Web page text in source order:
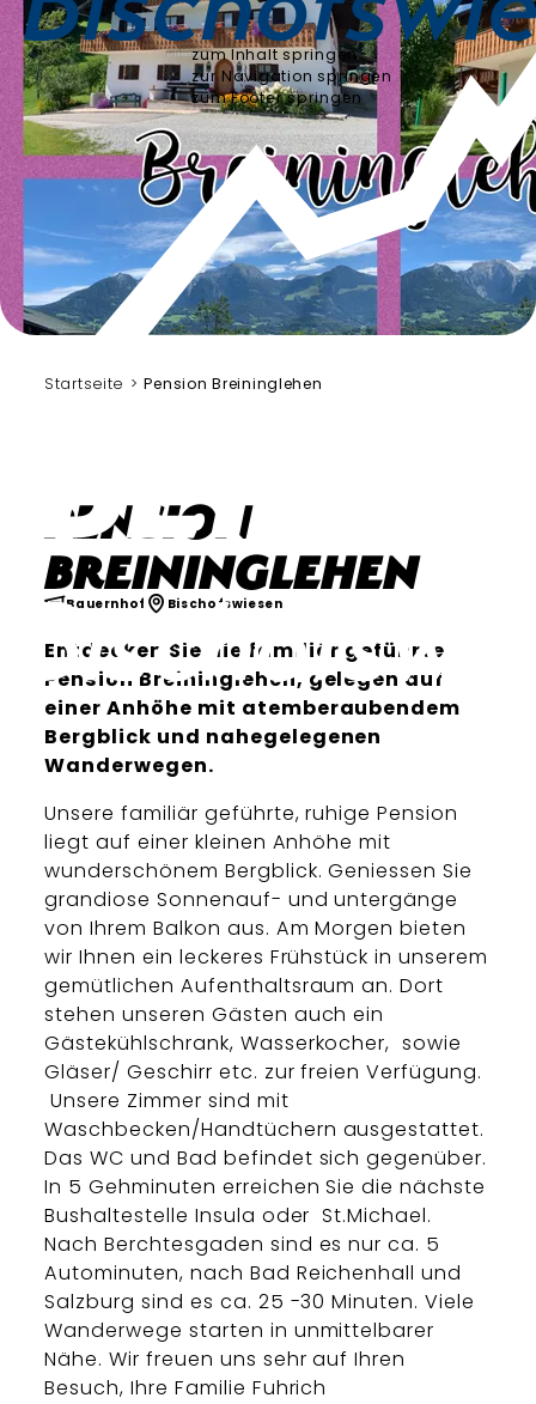
zum Inhalt springen
zur Navigation springen
zum Footer springen
Startseite Pension Breininglehen
Pension
Breininglehen
Bauernhof Bischofswiesen
Entdecken Sie die familiär geführte
Pension Breininglehen, gelegen auf
einer Anhöhe mit atemberaubendem
Bergblick und nahegelegenen
Wanderwegen.
Unsere familiär geführte, ruhige Pension
liegt auf einer kleinen Anhöhe mit
wunderschönem Bergblick. Geniessen Sie
grandiose Sonnenauf- und untergänge
von Ihrem Balkon aus. Am Morgen bieten
wir Ihnen ein leckeres Frühstück in unserem
gemütlichen Aufenthaltsraum an. Dort
stehen unseren Gästen auch ein
Gästekühlschrank, Wasserkocher, sowie
Gläser/ Geschirr etc. zur freien Verfügung.
Unsere Zimmer sind mit
Waschbecken/Handtüchern ausgestattet.
Das WC und Bad befindet sich gegenüber.
In 5 Gehminuten erreichen Sie die nächste
Bushaltestelle Insula oder St.Michael.
Nach Berchtesgaden sind es nur ca. 5
Autominuten, nach Bad Reichenhall und
Salzburg sind es ca. 25 -30 Minuten. Viele
Wanderwege starten in unmittelbarer
Nähe. Wir freuen uns sehr auf Ihren
Besuch, Ihre Familie Fuhrich